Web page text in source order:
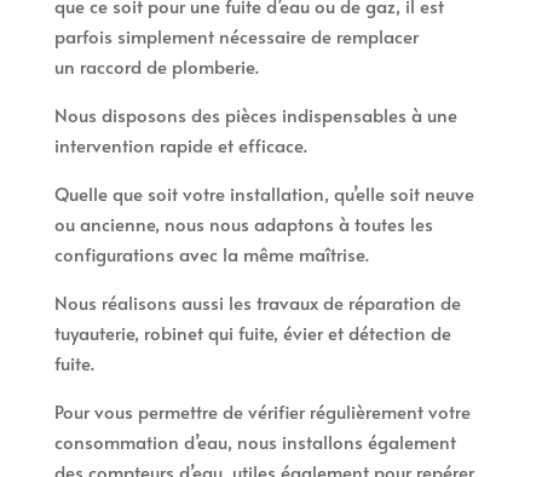
que ce soit pour une fuite d’eau ou de gaz, il est
parfois simplement nécessaire de remplacer
un raccord de plomberie.
Nous disposons des pièces indispensables à une
intervention rapide et efficace.
Quelle que soit votre installation, qu’elle soit neuve
ou ancienne, nous nous adaptons à toutes les
configurations avec la même maîtrise.
Nous réalisons aussi les travaux de réparation de
tuyauterie, robinet qui fuite, évier et détection de
fuite.
Pour vous permettre de vérifier régulièrement votre
consommation d’eau, nous installons également
des compteurs d’eau, utiles également pour repérer